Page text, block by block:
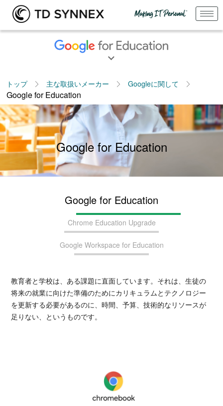
トップ 主な取扱いメーカー Googleに関して
Google for Education
Google for Education
Google for Education
Chrome Education Upgrade
Google Workspace for Education
教育者と学校は、ある課題に直面しています。それは、生徒の
将来の就業に向けた準備のためにカリキュラムとテクノロジー
を更新する必要があるのに、時間、予算、技術的なリソースが
足りない、というものです。